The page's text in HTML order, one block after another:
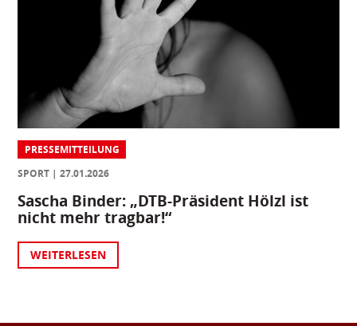
PRESSEMITTEILUNG
SPORT
27.01.2026
Sascha Binder: „DTB-Präsident Hölzl ist
nicht mehr tragbar!“
WEITERLESEN